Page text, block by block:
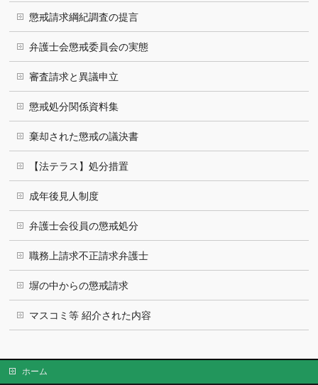
懲戒請求綱紀調査の提言
弁護士会懲戒委員会の実態
審査請求と異議申立
懲戒処分関係資料集
棄却された懲戒の議決書
【法テラス】処分措置
成年後見人制度
弁護士会役員の懲戒処分
職務上請求不正請求弁護士
塀の中からの懲戒請求
マスコミ等 紹介された内容
ホーム